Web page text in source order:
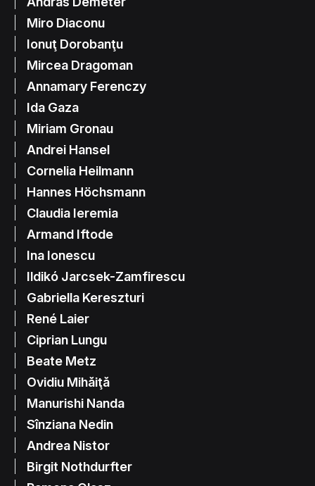
Miro Diaconu
Ionuţ Dorobanţu
Mircea Dragoman
Annamary Ferenczy
Ida Gaza
Miriam Gronau
Andrei Hansel
Cornelia Heilmann
Hannes Höchsmann
Claudia Ieremia
Armand Iftode
Ina Ionescu
Ildikó Jarcsek-Zamfirescu
Gabriella Kereszturi
René Laier
Ciprian Lungu
Beate Metz
Ovidiu Mihăiţă
Manurishi Nanda
Sînziana Nedin
Andrea Nistor
Birgit Nothdurfter